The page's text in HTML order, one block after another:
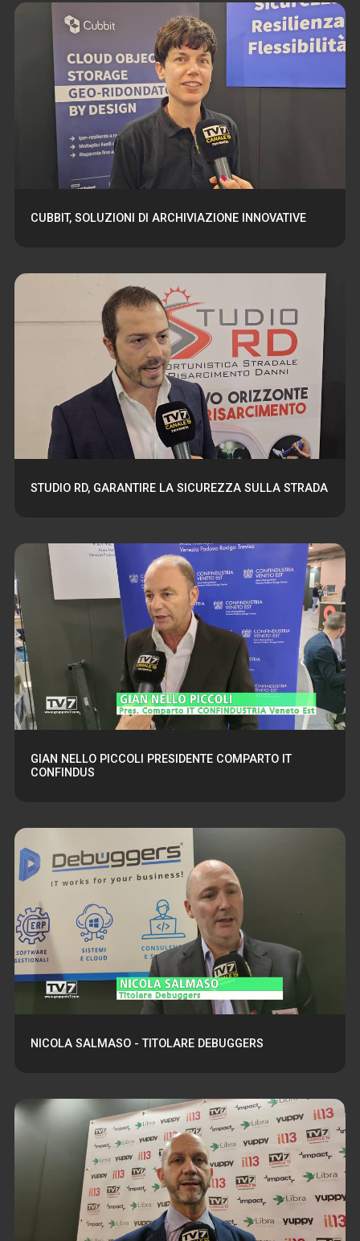
CUBBIT, SOLUZIONI DI ARCHIVIAZIONE INNOVATIVE
STUDIO RD, GARANTIRE LA SICUREZZA SULLA STRADA
GIAN NELLO PICCOLI PRESIDENTE COMPARTO IT
CONFINDUS
NICOLA SALMASO - TITOLARE DEBUGGERS